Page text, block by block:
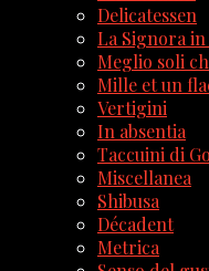
Delicatessen
La Signora in
Meglio soli
Mille et un
Vertigini
In absentia
Taccuini di
Miscellanea
Shibusa
Décadent
Metrica